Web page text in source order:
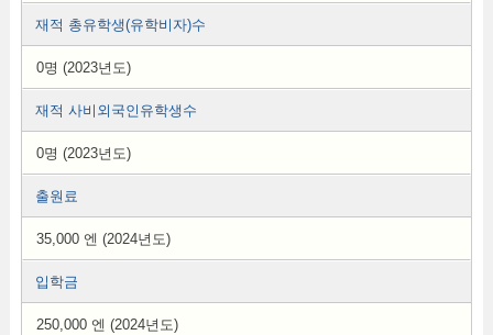
재적 총유학생(유학비자)수
0명 (2023년도)
재적 사비외국인유학생수
0명 (2023년도)
출원료
35,000 엔 (2024년도)
입학금
250,000 엔 (2024년도)